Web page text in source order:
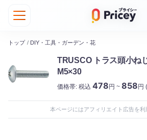
トップ / DIY・工具・ガーデン・花
TRUSCO トラス頭小ね
M5×30
価格帯: 税込 478円 ~ 858円
本ページにはアフィリエイト広告を利